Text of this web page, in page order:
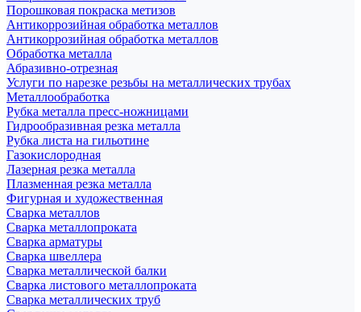
Порошковая покраска метизов
Антикоррозийная обработка металлов
Антикоррозийная обработка металлов
Обработка металла
Абразивно-отрезная
Услуги по нарезке резьбы на металлических трубах
Металлообработка
Рубка металла пресс-ножницами
Гидрообразивная резка металла
Рубка листа на гильотине
Газокислородная
Лазерная резка металла
Плазменная резка металла
Фигурная и художественная
Сварка металлов
Сварка металлопроката
Сварка арматуры
Сварка швеллера
Сварка металлической балки
Сварка листового металлопроката
Сварка металлических труб